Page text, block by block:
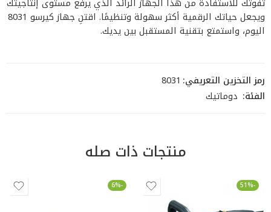
ويجعل حياتك الرقمية أكثر سهولة وتنظيمًا. اقتنِ جهاز كيرسو 8031
اليوم، واستمتع بتقنية المستقبل بين يديك.
رمز التخزين التعريفي: 8031
الفئة: دوماتيك
منتجات ذات صله
-51%
-6%